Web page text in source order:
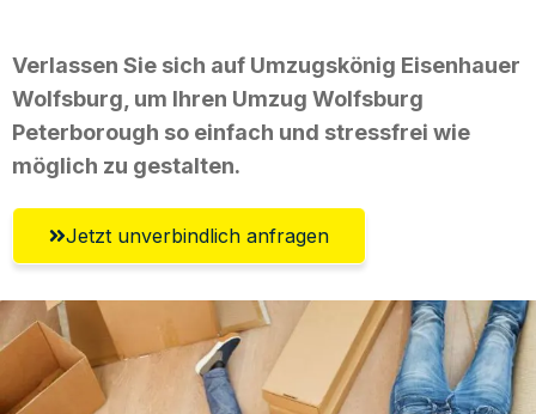
Verlassen Sie sich auf Umzugskönig Eisenhauer
Wolfsburg, um Ihren Umzug Wolfsburg
Peterborough so einfach und stressfrei wie
möglich zu gestalten.
Jetzt unverbindlich anfragen